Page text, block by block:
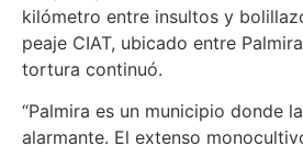
kilómetro entre insultos y
peaje CIAT, ubicado entre
tortura continuó.
“Palmira es un municipio donde
alarmante. El extenso